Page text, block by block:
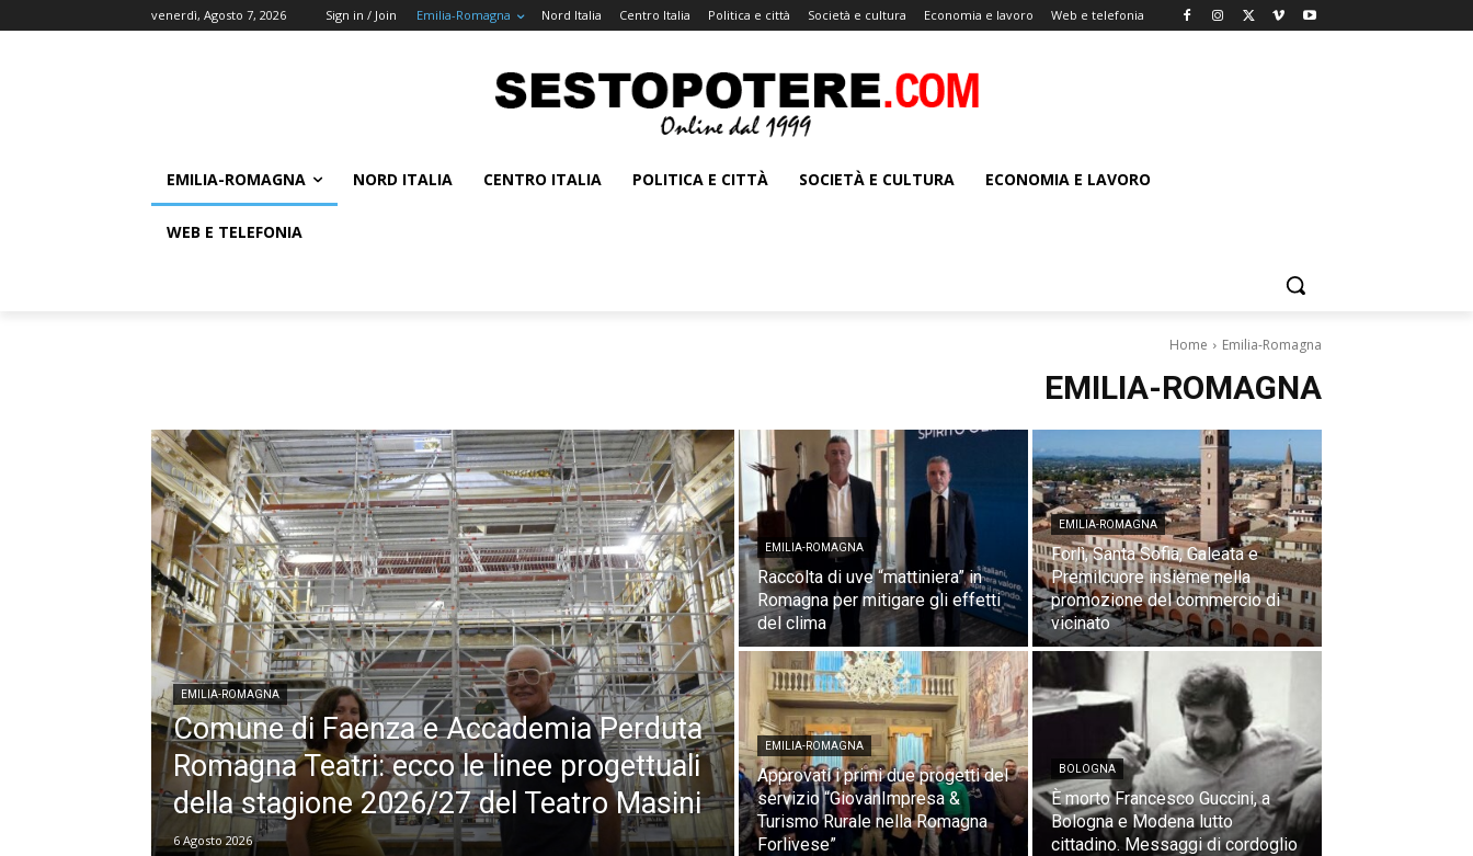
venerdì, Agosto 7, 2026 Sign in / Join Emilia-Romagna Nord Italia Centro Italia Politica e città Società e cultura Economia e lavoro Web e telefonia
EMILIA-ROMAGNA NORD ITALIA CENTRO ITALIA POLITICA E CITTÀ SOCIETÀ E CULTURA ECONOMIA E LAVORO
WEB E TELEFONIA
Home Emilia-Romagna
EMILIA-ROMAGNA
EMILIA-ROMAGNA
Comune di Faenza e Accademia Perduta
Romagna Teatri: ecco le linee progettuali
della stagione 2026/27 del Teatro Masini
6 Agosto 2026
EMILIA-ROMAGNA
Raccolta di uve “mattiniera” in
Romagna per mitigare gli effetti
del clima
EMILIA-ROMAGNA
Forlì, Santa Sofia, Galeata e
Premilcuore insieme nella
promozione del commercio di
vicinato
EMILIA-ROMAGNA
Approvati i primi due progetti del
servizio “GiovanImpresa &
Turismo Rurale nella Romagna
Forlivese”
BOLOGNA
È morto Francesco Guccini, a
Bologna e Modena lutto
cittadino. Messaggi di cordoglio